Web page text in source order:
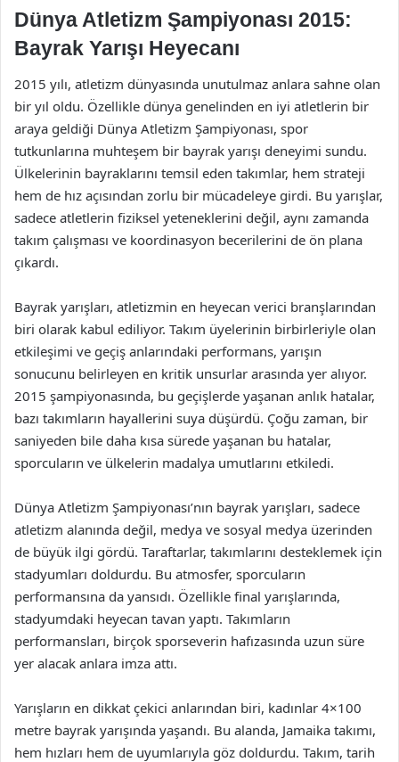
Dünya Atletizm Şampiyonası 2015:
Bayrak Yarışı Heyecanı
2015 yılı, atletizm dünyasında unutulmaz anlara sahne olan
bir yıl oldu. Özellikle dünya genelinden en iyi atletlerin bir
araya geldiği Dünya Atletizm Şampiyonası, spor
tutkunlarına muhteşem bir bayrak yarışı deneyimi sundu.
Ülkelerinin bayraklarını temsil eden takımlar, hem strateji
hem de hız açısından zorlu bir mücadeleye girdi. Bu yarışlar,
sadece atletlerin fiziksel yeteneklerini değil, aynı zamanda
takım çalışması ve koordinasyon becerilerini de ön plana
çıkardı.
Bayrak yarışları, atletizmin en heyecan verici branşlarından
biri olarak kabul ediliyor. Takım üyelerinin birbirleriyle olan
etkileşimi ve geçiş anlarındaki performans, yarışın
sonucunu belirleyen en kritik unsurlar arasında yer alıyor.
2015 şampiyonasında, bu geçişlerde yaşanan anlık hatalar,
bazı takımların hayallerini suya düşürdü. Çoğu zaman, bir
saniyeden bile daha kısa sürede yaşanan bu hatalar,
sporcuların ve ülkelerin madalya umutlarını etkiledi.
Dünya Atletizm Şampiyonası’nın bayrak yarışları, sadece
atletizm alanında değil, medya ve sosyal medya üzerinden
de büyük ilgi gördü. Taraftarlar, takımlarını desteklemek için
stadyumları doldurdu. Bu atmosfer, sporcuların
performansına da yansıdı. Özellikle final yarışlarında,
stadyumdaki heyecan tavan yaptı. Takımların
performansları, birçok sporseverin hafızasında uzun süre
yer alacak anlara imza attı.
Yarışların en dikkat çekici anlarından biri, kadınlar 4×100
metre bayrak yarışında yaşandı. Bu alanda, Jamaika takımı,
hem hızları hem de uyumlarıyla göz doldurdu. Takım, tarih